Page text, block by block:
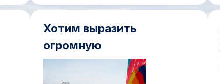
Хотим выразить
огромную